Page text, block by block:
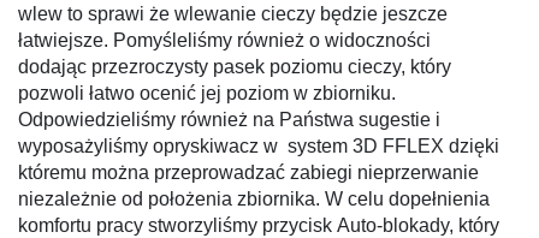
wlew to sprawi że wlewanie cieczy będzie jeszcze
łatwiejsze. Pomyśleliśmy również o widoczności
dodając przezroczysty pasek poziomu cieczy, który
pozwoli łatwo ocenić jej poziom w zbiorniku.
Odpowiedzieliśmy również na Państwa sugestie i
wyposażyliśmy opryskiwacz w system 3D FFLEX dzięki
któremu można przeprowadzać zabiegi nieprzerwanie
niezależnie od położenia zbiornika. W celu dopełnienia
komfortu pracy stworzyliśmy przycisk Auto-blokady, który